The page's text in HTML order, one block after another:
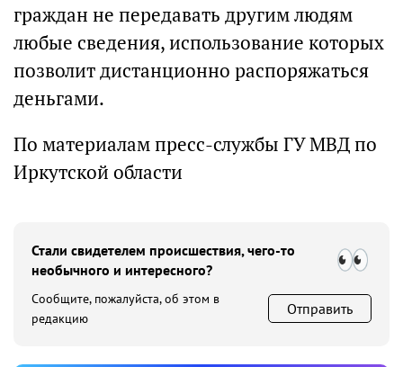
граждан не передавать другим людям
любые сведения, использование которых
позволит дистанционно распоряжаться
деньгами.
По материалам пресс-службы ГУ МВД по
Иркутской области
Стали свидетелем происшествия, чего-то
необычного и интересного?
Сообщите, пожалуйста, об этом в
редакцию
Отправить